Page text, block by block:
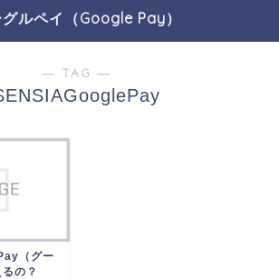
ルペイ（Google Pay）
― TAG ―
（グー
の？